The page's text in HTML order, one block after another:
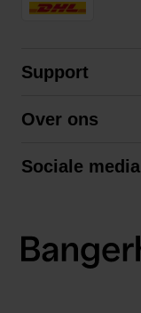
Support
Algemene
Over ons
Sociale media
LinkedIn